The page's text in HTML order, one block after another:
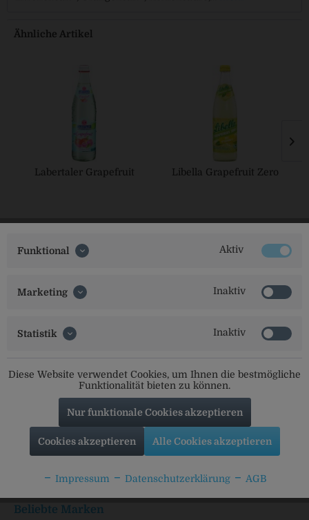
Ähnliche Artikel
Labertaler Grapefruit Libella Grapefruit Zero
Social Media
Informationen
Beliebte Marken
Funktional Aktiv
Marketing Inaktiv
Statistik Inaktiv
Diese Website verwendet Cookies, um Ihnen die bestmögliche
Funktionalität bieten zu können.
Nur funktionale Cookies akzeptieren
Cookies akzeptieren Alle Cookies akzeptieren
Impressum Datenschutzerklärung AGB